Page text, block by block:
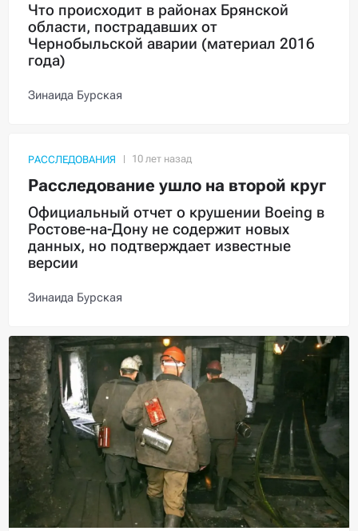
Что происходит в районах Брянской
области, пострадавших от
Чернобыльской аварии (материал 2016
года)
Зинаида Бурская
РАССЛЕДОВАНИЯ
Расследование ушло на второй круг
Официальный отчет о крушении Boeing в
Ростове-на-Дону не содержит новых
данных, но подтверждает известные
версии
Зинаида Бурская